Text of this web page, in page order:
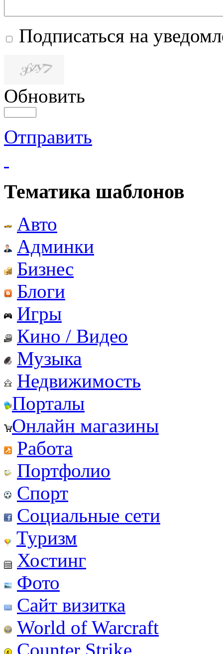
Подписаться на
Обновить
Отправить
Тематика шаблонов
Авто
Админки
Бизнес
Блоги
Игры
Кино / Видео
Музыка
Недвижимость
Порталы
Онлайн магазины
Работа
Портфолио
Спорт
Социальные сети
Туризм
Хостинг
Фото
Сайт визитка
World of Warcraft
Counter Strike